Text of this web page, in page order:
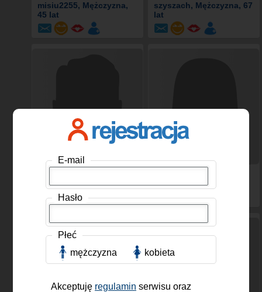
misiu2255, Mężczyzna,
45 lat
szyszach, Mężczyzna, 67
lat
64 lat
49 lat
E-mail
Hasło
Płeć
mężczyzna
kobieta
Akceptuję regulamin serwisu oraz